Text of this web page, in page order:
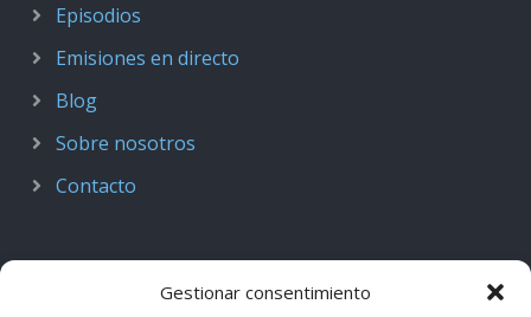
Gestionar consentimiento
Episodios
Emisiones en directo
Blog
Sobre nosotros
Contacto